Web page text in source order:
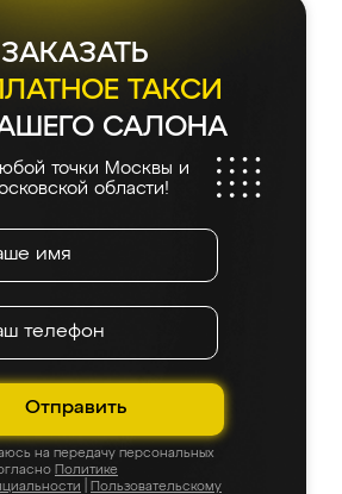
ЗАКАЗАТЬ
ТАКСИ
САЛОНА
точки Москвы и
области!
Отправить
на передачу персональных
Политике
Пользовательскому